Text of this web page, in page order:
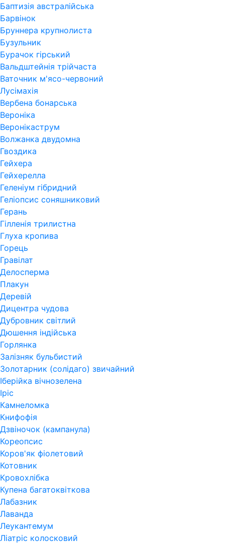
Баптизія австралійська
Барвінок
Бруннера крупнолиста
Бузульник
Бурачок гірський
Вальдштейнія трійчаста
Ваточник м'ясо-червоний
Лусімахія
Вербена бонарська
Вероніка
Веронікаструм
Волжанка двудомна
Гвоздика
Гейхера
Гейхерелла
Геленіум гібридний
Геліопсис соняшниковий
Герань
Гiлленiя трилистна
Глуха кропива
Горець
Гравілат
Делосперма
Плакун
Деревій
Дицентра чудова
Дубровник світлий
Дюшення індійська
Горлянка
Залізняк бульбистий
Золотарник (солідаго) звичайний
Іберійка вічнозелена
Іріс
Камнеломка
Книфофія
Дзвіночок (кампанула)
Кореопсис
Коров'як фіолетовий
Котовник
Кровохлібка
Купена багатоквіткова
Лабазник
Лаванда
Леукантемум
Ліатріс колосковий